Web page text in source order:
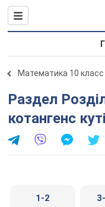
Математика 10
Раздел Розділ 2. § 9. Синус, косинус, тангенс,
котангенс
1-2